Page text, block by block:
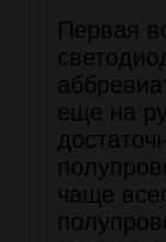
Первая
еще на
чаще